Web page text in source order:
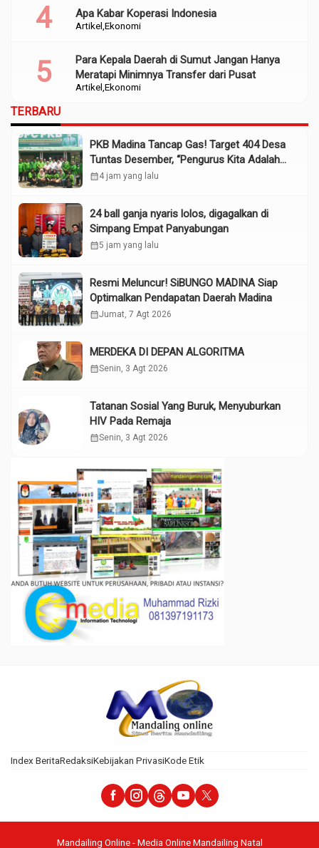
Artikel Ekonomi
Apa Kabar Koperasi Indonesia
Artikel Ekonomi
Para Kepala Daerah di Sumut Jangan Hanya
Meratapi Minimnya Transfer dari Pusat
TERBARU
PKB Madina Tancap Gas! Target 404 Desa
Tuntas Desember, “Pengurus Kita Adalah
Tokoh”
calendar_month4 jam yang lalu
24 ball ganja nyaris lolos, digagalkan di
Simpang Empat Panyabungan
calendar_month5 jam yang lalu
Resmi Meluncur! SiBUNGO MADINA Siap
Optimalkan Pendapatan Daerah Madina
calendar_monthJumat, 7 Agt 2026
MERDEKA DI DEPAN ALGORITMA
calendar_monthSenin, 3 Agt 2026
Tatanan Sosial Yang Buruk, Menyuburkan
HIV Pada Remaja
calendar_monthSenin, 3 Agt 2026
Index BeritaRedaksiKebijakan PrivasiKode Etik
Mandailing Online - Media Online Mandailing Natal